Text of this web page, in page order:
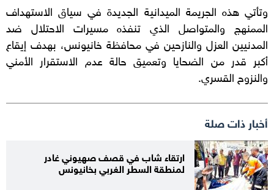
وتأتي هذه الجريمة الميدانية الجديدة في سياق الاستهداف
الممنهج والمتواصل الذي تنفذه مسيرات الاحتلال ضد
المدنيين العزل والنازحين في محافظة خانيونس، بهدف إيقاع
أكبر قدر من الضحايا وتعميق حالة عدم الاستقرار الأمني
والنزوح القسري.
أخبار ذات صلة
ارتقاء شاب في قصف صهيوني غادر
لمنطقة السطر الغربي بخانيونس